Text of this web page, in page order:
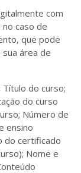
com
caso de
que pode
área de
do curso;
do curso
Número de
ensino
do certificado
Nome e